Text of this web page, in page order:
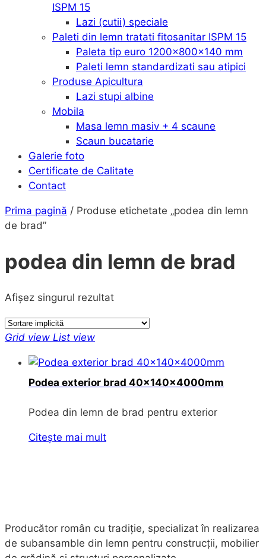
ISPM 15
Lazi (cutii) speciale
Paleti din lemn tratati fitosanitar ISPM 15
Paleta tip euro 1200x800x140 mm
Paleti lemn standardizati sau atipici
Produse Apicultura
Lazi stupi albine
Mobila
Masa lemn masiv + 4 scaune
Scaun bucatarie
Galerie foto
Certificate de Calitate
Contact
Prima pagină / Produse etichetate „podea din lemn
de brad”
podea din lemn de brad
Afișez singurul rezultat
Grid view List view
Podea exterior brad 40x140x4000mm
Podea din lemn de brad pentru exterior
Citește mai mult
Producător român cu tradiție, specializat în realizarea
de subansamble din lemn pentru construcții, mobilier